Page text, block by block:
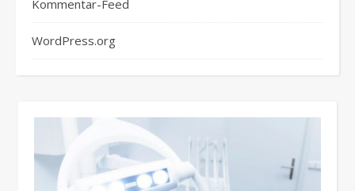
Kommentar-Feed
WordPress.org